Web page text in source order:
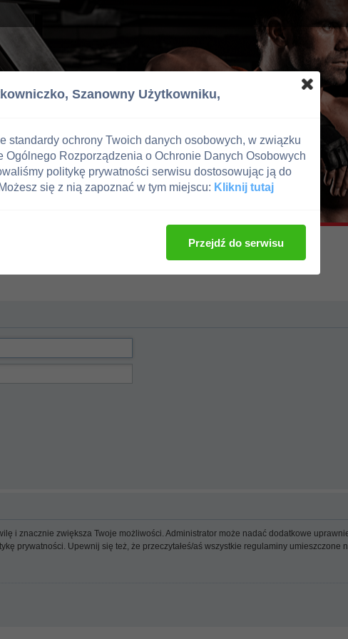
i znacznie zwiększa Twoje możliwości. Administrator może nadać dodatkowe
prywatności. Upewnij się też, że przeczytałeś/aś wszystkie regulaminy umieszczone
Szanowny Użytkowniku,
standardy ochrony Twoich danych osobowych, w związku
Ogólnego Rozporządzenia o Ochronie Danych Osobowych
politykę prywatności serwisu dostosowując ją do
się z nią zapoznać w tym miejscu: Kliknij tutaj
Przejdź do serwisu